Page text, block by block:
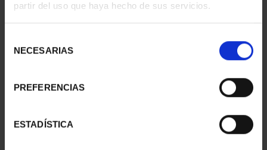
partir del uso que haya hecho de sus servicios.
NECESARIAS
PREFERENCIAS
ESTADÍSTICA
CIUDADES PATRIMONIO
II - LA LAGUNA
CIUDADES PATRIMONIO
II - SALAMANCA